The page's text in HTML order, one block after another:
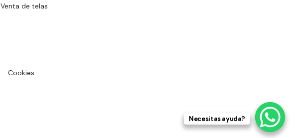
Necesitas ayuda?
Venta de telas
Cookies
Necesitas ayuda?